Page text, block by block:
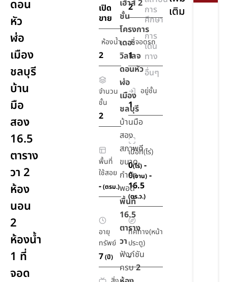
ดอน
หัว
ฬ่อ
เมือง
ชลบุรี
บ้าน
มือ
สอง
16.5
ตาราง
วา 2
ห้อง
นอน
2
ห้องน้ำ
1 ที่
จอด
เปิด
ขาย
2
ห้องน้ำ
2
ที่จอดรถ
1
จำนวน
ชั้น
2
อยู่ชั้น
1
พื้นที่
ใช้สอย
-(ตรม.)
เนื้อที่(ไร่)
0(ไร่) -
0(งาน) -
16.5
(ตร.ว.)
อายุ
ทรัพย์
7(ปี)
ทิศทาง(หน้า
ประตู)
-
เฮ้าส์ 2
ชั้น
โครงการ
เดอะ
วิลเลจ
ดอนหัว
ฬ่อ
เมือง
ชลบุรี
บ้านมือ
สอง
สภาพดี
ขนาด
กำลัง
พอดี
พื้นที่
16.5
ตาราง
วา
ฟังก์ชัน
ครบ2
การ
ศึกษา
การ
เดิน
ทาง
อื่นๆ
เติม